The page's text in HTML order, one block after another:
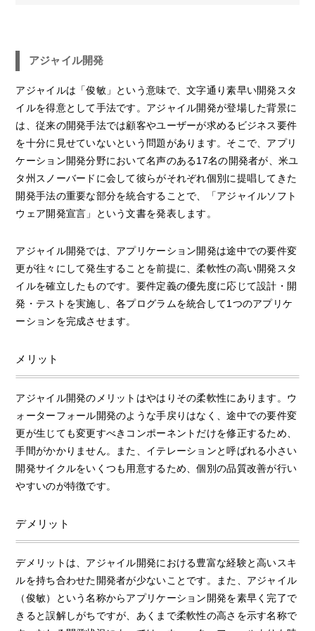
アジャイル開発
アジャイルは「俊敏」という意味で、文字通り素早い開発スタ
イルを得意として手法です。アジャイル開発が登場した背景に
は、従来の開発手法では顧客やユーザーが求めるビジネス要件
を十分に見せていないという問題があります。そこで、アプリ
ケーション開発分野において名声のある17名の開発者が、米ユ
タ州スノーバードに会して彼らがそれぞれ個別に提唱してきた
開発手法の重要な部分を統合することで、「アジャイルソフト
ウェア開発宣言」という文書を発表します。
アジャイル開発では、アプリケーション開発は途中での要件変
更が往々にして発生することを前提に、柔軟性の高い開発スタ
イルを確立したものです。要件定義の優先度に応じて設計・開
発・テストを実施し、各プログラムを統合して1つのアプリケ
ーションを完成させます。
メリット
アジャイル開発のメリットはやはりその柔軟性にあります。ウ
ォーターフォール開発のような手戻りはなく、途中での要件変
更が生じても変更すべきコンポーネントだけを修正するため、
手間がかかりません。また、イテレーションと呼ばれる小さい
開発サイクルをいくつも用意するため、個別の品質改善が行い
やすいのが特徴です。
デメリット
デメリットは、アジャイル開発における豊富な経験と高いスキ
ルを持ち合わせた開発者が少ないことです。また、アジャイル
（俊敏）という名称からアプリケーション開発を素早く完了で
きると誤解しがちですが、あくまで柔軟性の高さを示す名称で